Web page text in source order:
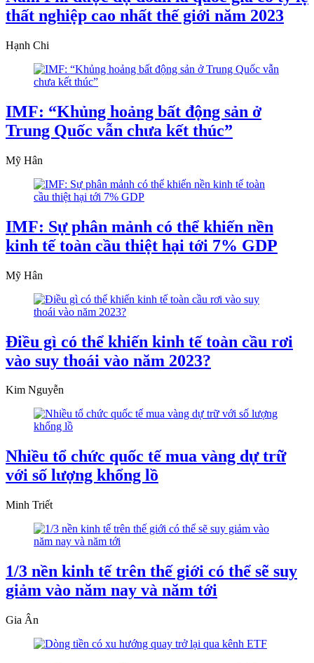
thất nghiệp cao nhất thế giới năm 2023
Hạnh Chi
IMF: “Khủng hoảng bất động sản ở
Trung Quốc vẫn chưa kết thúc”
Mỹ Hân
IMF: Sự phân mảnh có thể khiến nền
kinh tế toàn cầu thiệt hại tới 7% GDP
Mỹ Hân
Điều gì có thể khiến kinh tế toàn cầu rơi
vào suy thoái vào năm 2023?
Kim Nguyễn
Nhiều tổ chức quốc tế mua vàng dự trữ
với số lượng khổng lồ
Minh Triết
1/3 nền kinh tế trên thế giới có thể sẽ suy
giảm vào năm nay và năm tới
Gia Ân